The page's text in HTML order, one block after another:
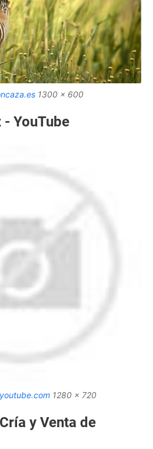
1300 x 600
YouTube
1280 x 720
y Venta de